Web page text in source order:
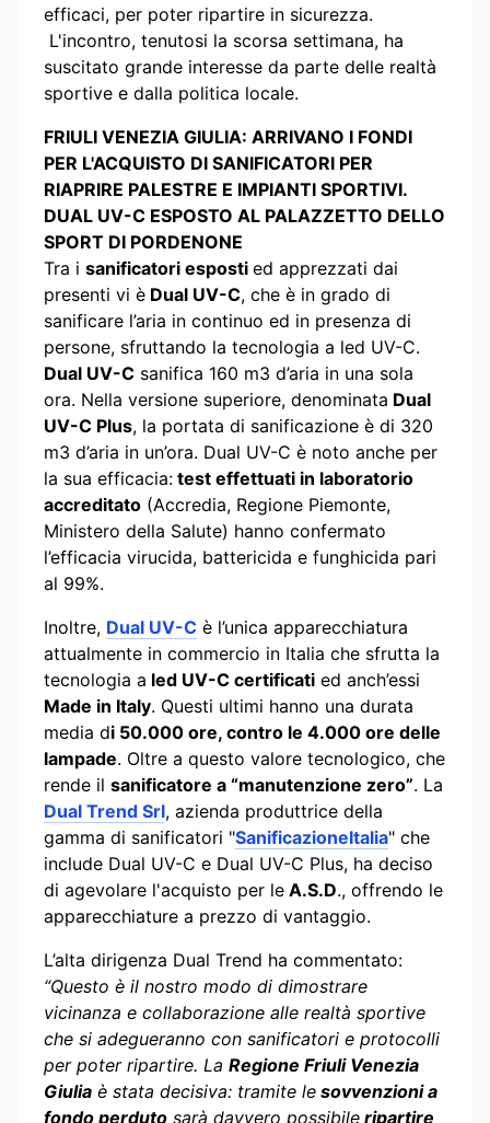
efficaci, per poter ripartire in sicurezza.
L'incontro, tenutosi la scorsa settimana, ha
suscitato grande interesse da parte delle realtà
sportive e dalla politica locale.
FRIULI VENEZIA GIULIA: ARRIVANO I FONDI
PER L'ACQUISTO DI SANIFICATORI PER
RIAPRIRE PALESTRE E IMPIANTI SPORTIVI.
DUAL UV-C ESPOSTO AL PALAZZETTO DELLO
SPORT DI PORDENONE
Tra i sanificatori esposti ed apprezzati dai
presenti vi è Dual UV-C, che è in grado di
sanificare l’aria in continuo ed in presenza di
persone, sfruttando la tecnologia a led UV-C.
Dual UV-C sanifica 160 m3 d’aria in una sola
ora. Nella versione superiore, denominata Dual
UV-C Plus, la portata di sanificazione è di 320
m3 d’aria in un’ora. Dual UV-C è noto anche per
la sua efficacia: test effettuati in laboratorio
accreditato (Accredia, Regione Piemonte,
Ministero della Salute) hanno confermato
l’efficacia virucida, battericida e funghicida pari
al 99%.
Inoltre, Dual UV-C è l’unica apparecchiatura
attualmente in commercio in Italia che sfrutta la
tecnologia a led UV-C certificati ed anch’essi
Made in Italy. Questi ultimi hanno una durata
media di 50.000 ore, contro le 4.000 ore delle
lampade. Oltre a questo valore tecnologico, che
rende il sanificatore a “manutenzione zero”. La
Dual Trend Srl, azienda produttrice della
gamma di sanificatori "SanificazioneItalia" che
include Dual UV-C e Dual UV-C Plus, ha deciso
di agevolare l'acquisto per le A.S.D., offrendo le
apparecchiature a prezzo di vantaggio.
L’alta dirigenza Dual Trend ha commentato:
“Questo è il nostro modo di dimostrare
vicinanza e collaborazione alle realtà sportive
che si adegueranno con sanificatori e protocolli
per poter ripartire. La Regione Friuli Venezia
Giulia è stata decisiva: tramite le sovvenzioni a
fondo perduto sarà davvero possibile ripartire